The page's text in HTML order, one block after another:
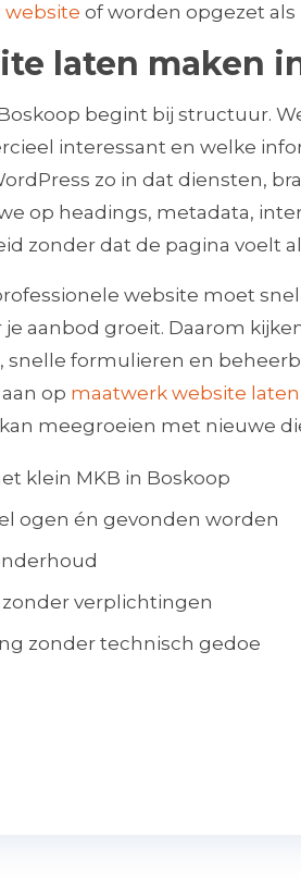
website of worden opgezet als
laten maken
begint bij structuur.
interessant en welke
zo in dat diensten,
op headings, metadata,
zonder dat de pagina voelt
website moet
aanbod groeit. Daarom
formulieren en
op maatwerk website
meegroeien met nieuwe
klein MKB in Boskoop
ogen én gevonden worden
verplichtingen
zonder technisch gedoe